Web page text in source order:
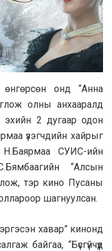
онд “Анна
олны анхааралд
эхийн 2 дугаар одон
үзэгчдийн хайрыг
СУИС-ийн
“Алсын
тэр кино Пусаны
шагнуулсан.
хавар” кинонд
байгаа, “Бүсгүйчүүд